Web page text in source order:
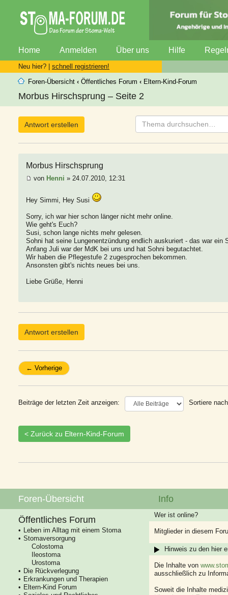
Home Anmelden Über uns Hilfe
Neu hier? | schnell registrieren!
Foren-Übersicht ‹ Öffentliches Forum ‹ Eltern-Kind-Forum
Morbus Hirschsprung – Seite 2
Antwort erstellen
Morbus Hirschsprung
von Henni » 24.07.2010, 12:31
Hey Simmi, Hey Susi
Sorry, ich war hier schon länger nicht mehr online.
Wie geht's Euch?
Susi, schon lange nichts mehr gelesen.
Sohni hat seine Lungenentzündung endlich auskuriert - das war ein
Anfang Juli war der MdK bei uns und hat Sohni begutachtet.
Wir haben die Pflegestufe 2 zugesprochen bekommen.
Ansonsten gibt's nichts neues bei uns.
Liebe Grüße, Henni
Antwort erstellen
← Vorherige
Beiträge der letzten Zeit anzeigen: Sortiere
< Zurück zu Eltern-Kind-Forum
Foren-Übersicht
Öffentliches Forum
Leben im Alltag mit einem Stoma
Stomaversorgung
Colostoma
Ileostoma
Urostoma
Die Rückverlegung
Erkrankungen und Therapien
Eltern-Kind Forum
Info
Wer ist online?
Mitglieder in diesem
Hinweis zu den hier
Die Inhalte von
ausschließlich zu
Soweit die Inhalte